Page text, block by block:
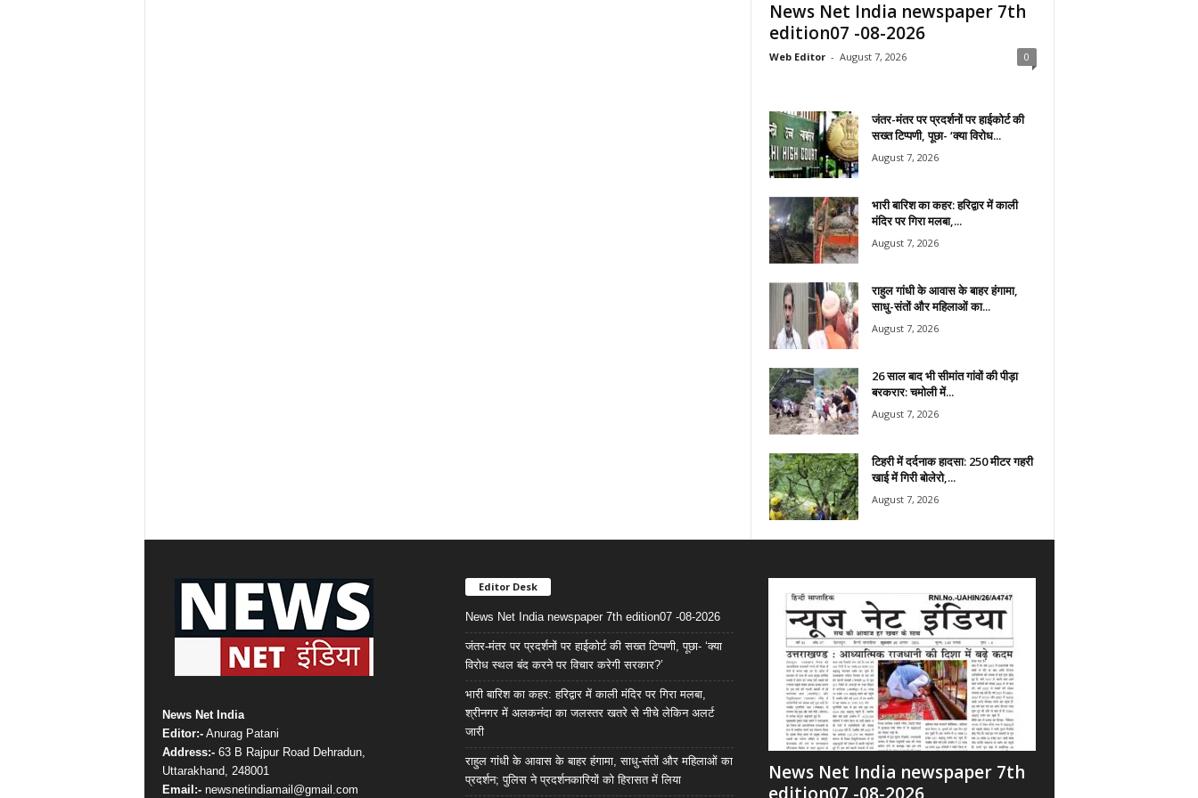
News Net India newspaper 7th
edition07 -08-2026
Web Editor - August 7, 2026 0
जंतर-मंतर पर प्रदर्शनों पर हाईकोर्ट की
सख्त टिप्पणी, पूछा- ‘क्या विरोध...
August 7, 2026
भारी बारिश का कहर: हरिद्वार में काली
मंदिर पर गिरा मलबा,...
August 7, 2026
राहुल गांधी के आवास के बाहर हंगामा,
साधु-संतों और महिलाओं का...
August 7, 2026
26 साल बाद भी सीमांत गांवों की पीड़ा
बरकरार: चमोली में...
August 7, 2026
टिहरी में दर्दनाक हादसा: 250 मीटर गहरी
खाई में गिरी बोलेरो,...
August 7, 2026
News Net India
Editor:-Anurag Patani
Address:-63 B Rajpur Road Dehradun,
Uttarakhand, 248001
Email:-newsnetindiamail@gmail.com
Editor Desk
News Net India newspaper 7th edition07 -08-2026
जंतर-मंतर पर प्रदर्शनों पर हाईकोर्ट की सख्त टिप्पणी, पूछा- ‘क्या
विरोध स्थल बंद करने पर विचार करेगी सरकार?’
भारी बारिश का कहर: हरिद्वार में काली मंदिर पर गिरा मलबा,
श्रीनगर में अलकनंदा का जलस्तर खतरे से नीचे लेकिन अलर्ट
जारी
राहुल गांधी के आवास के बाहर हंगामा, साधु-संतों और महिलाओं का
प्रदर्शन; पुलिस ने प्रदर्शनकारियों को हिरासत में लिया
News Net India newspaper 7th